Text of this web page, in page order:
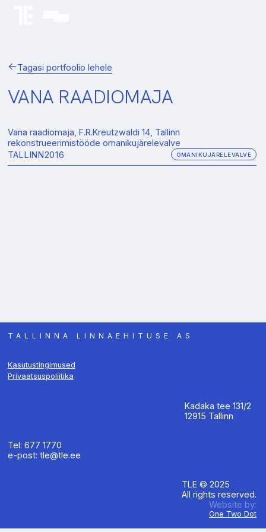
Tagasi portfoolio lehele
VANA RAADIOMAJA
Vana raadiomaja, F.R.Kreutzwaldi 14, Tallinn
rekonstrueerimistööde omanikujärelevalve
TALLINN2016 OMANIKUJÄRELEVALVE
TALLINNA LINNAEHITUSE AS
Kasutustingimused
Privaatsuspoliitika
Kadaka tee 131/2
12915 Tallinn
Tel: 677 1770
e-post: tle@tle.ee
TLE © 2025
All rights reserved.
Website by:
One Two Dot